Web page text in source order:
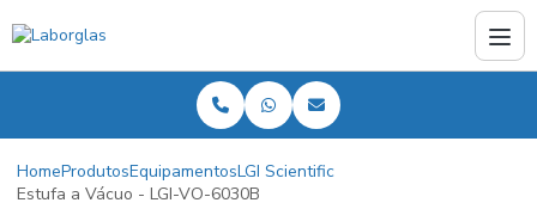
HomeProdutosEquipamentosLGI Scientific
Estufa a Vácuo - LGI-VO-6030B